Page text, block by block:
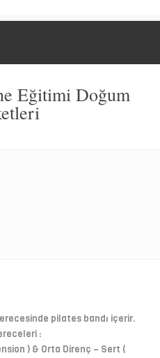
Eğitimi Doğum
pilates bandı içerir.
:
) & Orta Direnç – Sert (